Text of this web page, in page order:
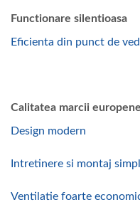
Functionare silentioasa
Eficienta din punct de
Calitatea marcii
Design modern
Intretinere si montaj
Ventilatie foarte